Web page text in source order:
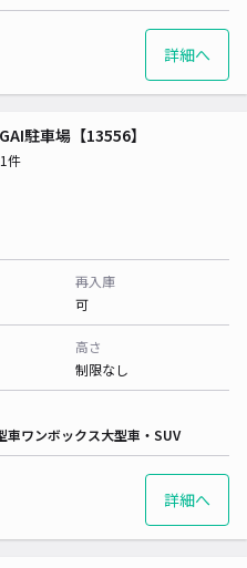
詳細へ
駐車場【13556】
件
再入庫
可
高さ
制限なし
車ワンボックス大型車・SUV
詳細へ